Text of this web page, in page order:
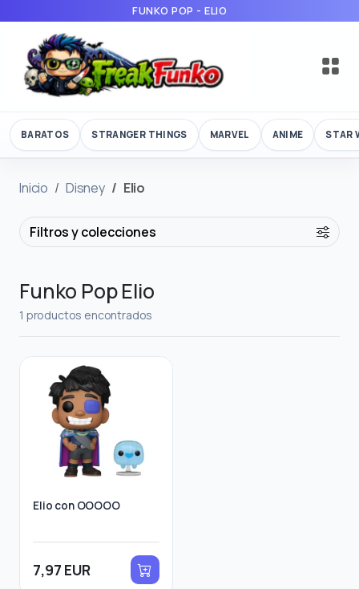
FUNKO POP - ELIO
BARATOS STRANGER THINGS MARVEL ANIME STAR
Inicio Disney Elio
Filtros y colecciones
Funko Pop Elio
1 productos encontrados
Elio con OOOOO
7,97 EUR